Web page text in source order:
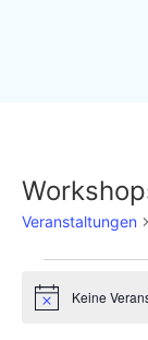
Veranstaltungen
HinweisKeine